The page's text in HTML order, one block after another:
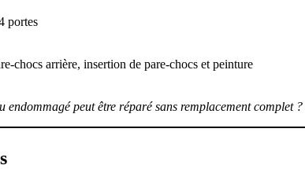
portes
chocs arrière, insertion de pare-chocs et peinture
endommagé peut être réparé sans remplacement complet ?